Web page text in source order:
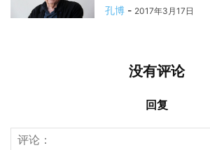
孔博 - 2017年3月17日
没有评论
回复